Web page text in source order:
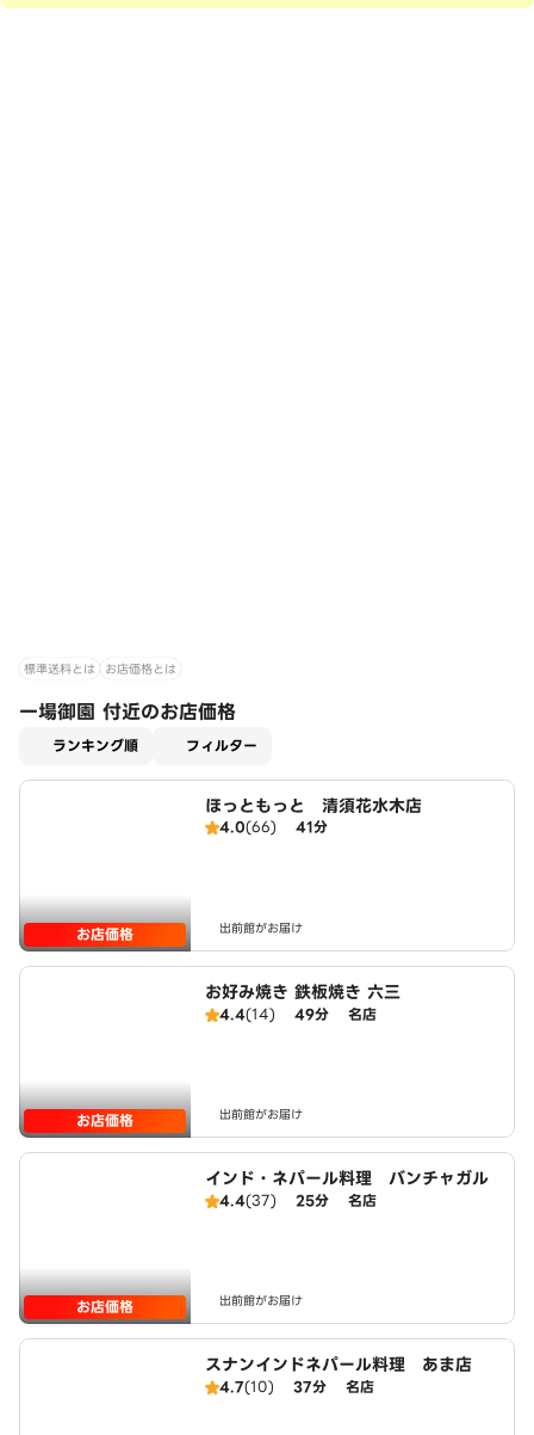
標準送料とは お店価格とは
一場御園 付近のお店価格
ランキング順 フィルター
お店価格
ほっともっと 清須花水木店
4.0(66) 41分
出前館がお届け
お店価格
お好み焼き 鉄板焼き 六三
4.4(14) 49分 名店
出前館がお届け
お店価格
インド・ネパール料理 バンチャガル
4.4(37) 25分 名店
出前館がお届け
スナンインドネパール料理 あま店
4.7(10) 37分 名店